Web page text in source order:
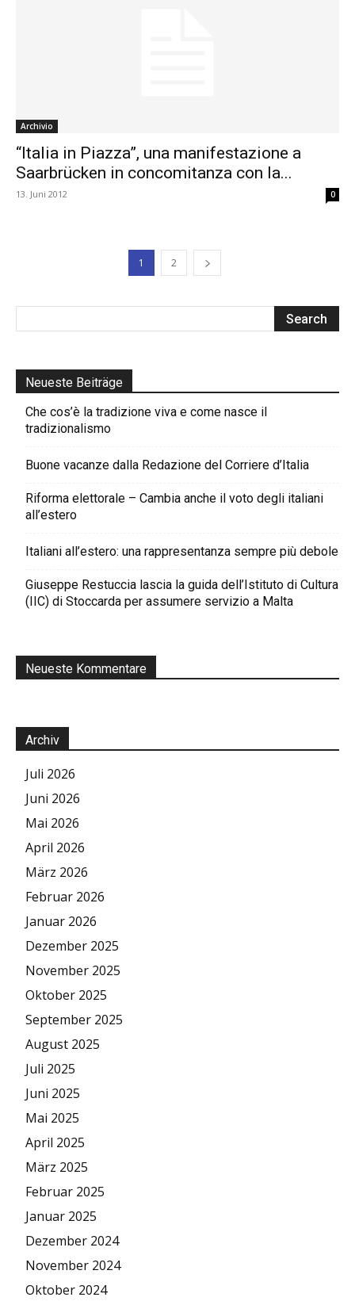
Archivio
“Italia in Piazza”, una manifestazione a
Saarbrücken in concomitanza con la...
13. Juni 2012 0
1 2
Neueste Beiträge
Che cos’è la tradizione viva e come nasce il
tradizionalismo
Buone vacanze dalla Redazione del Corriere d’Italia
Riforma elettorale – Cambia anche il voto degli italiani
all’estero
Italiani all’estero: una rappresentanza sempre più debole
Giuseppe Restuccia lascia la guida dell’Istituto di Cultura
(IIC) di Stoccarda per assumere servizio a Malta
Neueste Kommentare
Archiv
Juli 2026
Juni 2026
Mai 2026
April 2026
März 2026
Februar 2026
Januar 2026
Dezember 2025
November 2025
Oktober 2025
September 2025
August 2025
Juli 2025
Juni 2025
Mai 2025
April 2025
März 2025
Februar 2025
Januar 2025
Dezember 2024
November 2024
Oktober 2024